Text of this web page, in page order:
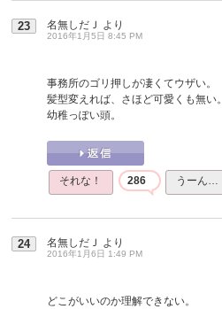
23 名無しだＪ より
2016年1月5日 8:45 PM
事務所のゴリ押しが凄くてウザい。
髪型変えれば、さほど可愛くも無い。
幼稚っぽい頭。
それな！ 286 うーん…
24 名無しだＪ より
2016年1月6日 1:49 PM
どこがいいのか理解できない。